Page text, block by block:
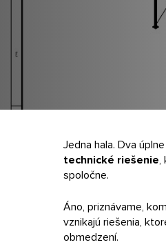
Jedna hala. Dva
technické riešenie,
spoločne.
Áno, priznávame,
vznikajú riešenia,
obmedzení.